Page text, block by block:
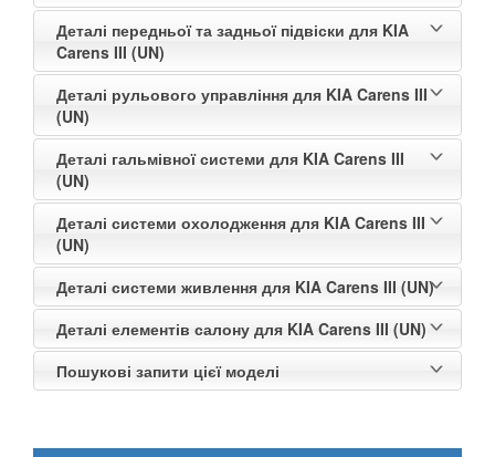
Деталі передньої та задньої підвіски для KIA
Carens III (UN)
Деталі рульового управління для KIA Carens III
(UN)
Деталі гальмівної системи для KIA Carens III
(UN)
Деталі системи охолодження для KIA Carens III
(UN)
Деталі системи живлення для KIA Carens III (UN)
Деталі елементів салону для KIA Carens III (UN)
Пошукові запити цієї моделі